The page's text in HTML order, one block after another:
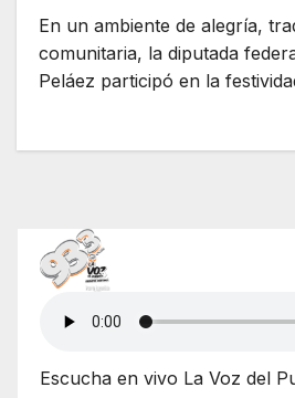
En un ambiente de alegría,
comunitaria, la diputada
Peláez participó en la
Escucha en vivo La Voz del